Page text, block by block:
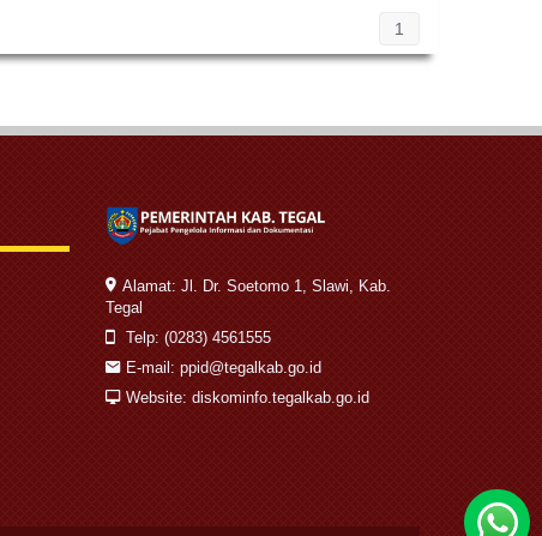
1
Alamat: Jl. Dr. Soetomo 1, Slawi, Kab.
Tegal
Telp: (0283) 4561555
E-mail: ppid@tegalkab.go.id
Website: diskominfo.tegalkab.go.id